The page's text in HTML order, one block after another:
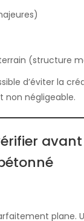
(structure
d’éviter la
non négligeable.
plane.